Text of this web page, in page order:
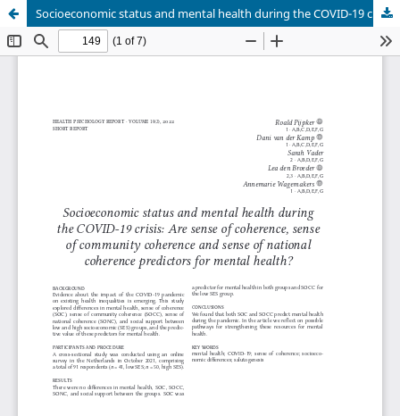
Socioeconomic status and mental health during the COVID-19 crisis: Are sense of coherence, sense of community coherence and sense of national coherence predictors for mental health?